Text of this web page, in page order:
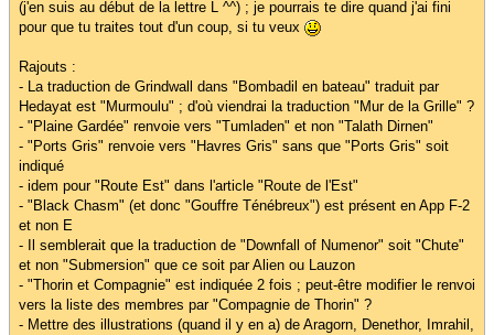
(j'en suis au début de la lettre L ^^) ; je pourrais te dire quand j'ai fini
pour que tu traites tout d'un coup, si tu veux
Rajouts :
- La traduction de Grindwall dans "Bombadil en bateau" traduit par
Hedayat est "Murmoulu" ; d'où viendrai la traduction "Mur de la Grille" ?
- "Plaine Gardée" renvoie vers "Tumladen" et non "Talath Dirnen"
- "Ports Gris" renvoie vers "Havres Gris" sans que "Ports Gris" soit
indiqué
- idem pour "Route Est" dans l'article "Route de l'Est"
- "Black Chasm" (et donc "Gouffre Ténébreux") est présent en App F-2
et non E
- Il semblerait que la traduction de "Downfall of Numenor" soit "Chute"
et non "Submersion" que ce soit par Alien ou Lauzon
- "Thorin et Compagnie" est indiquée 2 fois ; peut-être modifier le renvoi
vers la liste des membres par "Compagnie de Thorin" ?
- Mettre des illustrations (quand il y en a) de Aragorn, Denethor, Imrahil,